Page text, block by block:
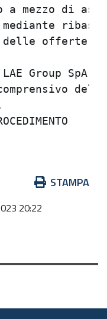
a
mediante
delle
LAE
STAMPA
20:22